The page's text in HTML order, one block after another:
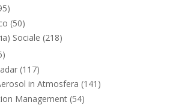
(50)
Sociale (218)
(117)
in Atmosfera (141)
Management (54)